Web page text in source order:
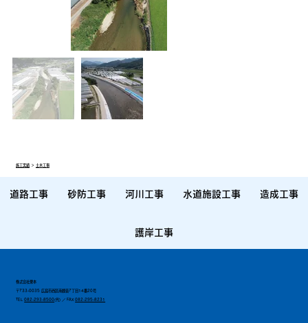
道路工事 砂防工事 河川工事 水道施設工事 造成工事
護岸工事
施工実績＞ 土木工事
株式会社栗本
TEL082-293-8500(代) ／ FAX082-295-8231
〒733-0035 広島市西区南観音7丁目14番20号